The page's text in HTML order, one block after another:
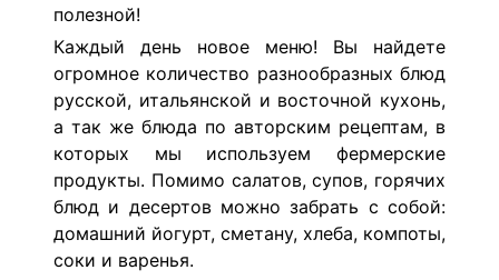
полезной!
Каждый день новое меню!
Вы найдете
огромное количество разнообразных блюд
русской, итальянской и восточной кухонь,
а так же блюда по авторским рецептам, в
которых мы используем фермерские
продукты. Помимо салатов, супов, горячих
блюд и десертов можно забрать с собой:
домашний йогурт, сметану, хлеба, компоты,
соки и варенья.